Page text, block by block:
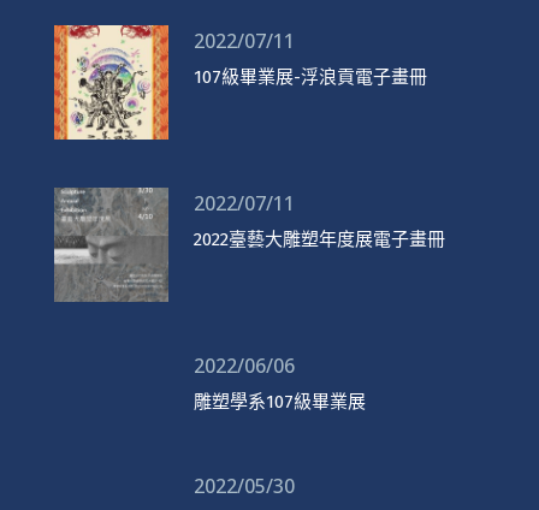
2022/07/11
107級畢業展-浮浪貢電子畫冊
2022/07/11
2022臺藝大雕塑年度展電子畫冊
2022/06/06
雕塑學系107級畢業展
2022/05/30